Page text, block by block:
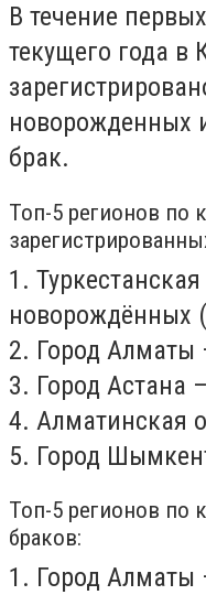
В течение
текущего года в
новорожденных
брак.
Топ-5 регионов по
1.
новорождённых
2. Город Алматы
3. Город Астана
4. Алматинская
5. Город
Топ-5 регионов по
браков:
1. Город Алматы